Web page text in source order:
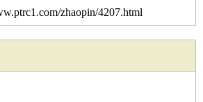
zhaopin/4207.html